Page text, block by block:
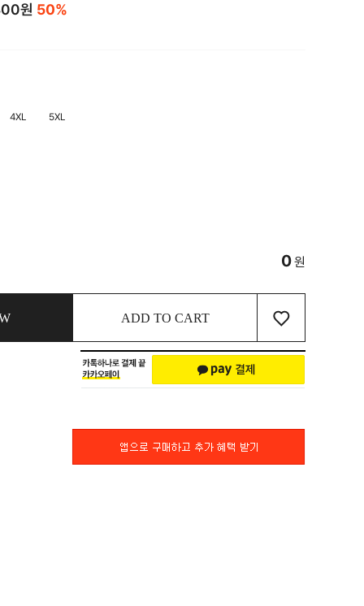
원 50%
4XL 5XL
0원
ADD TO CART ♡